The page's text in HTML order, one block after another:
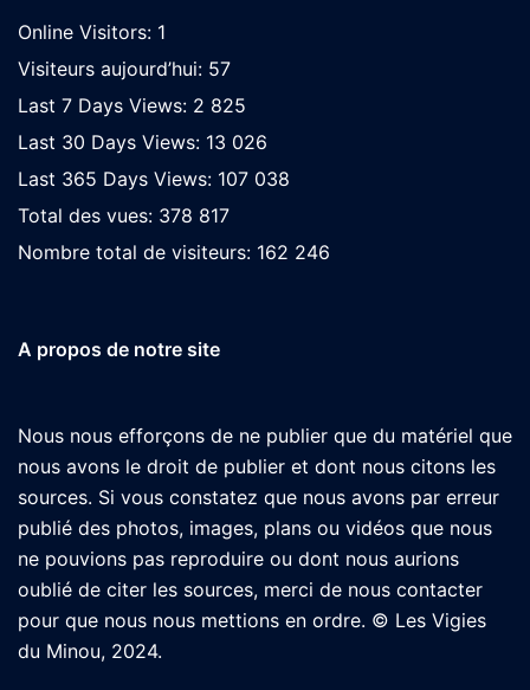
Online Visitors: 1
Visiteurs aujourd’hui: 57
Last 7 Days Views: 2 825
Last 30 Days Views: 13 026
Last 365 Days Views: 107 038
Total des vues: 378 817
Nombre total de visiteurs: 162 246
A propos de notre site
Nous nous efforçons de ne publier que du matériel que
nous avons le droit de publier et dont nous citons les
sources. Si vous constatez que nous avons par erreur
publié des photos, images, plans ou vidéos que nous
ne pouvions pas reproduire ou dont nous aurions
oublié de citer les sources, merci de nous contacter
pour que nous nous mettions en ordre. © Les Vigies
du Minou, 2024.